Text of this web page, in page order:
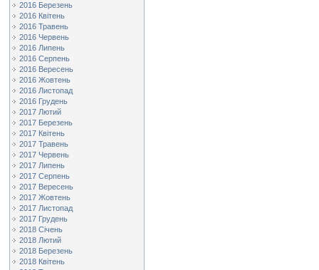
2016 Березень
2016 Квітень
2016 Травень
2016 Червень
2016 Липень
2016 Серпень
2016 Вересень
2016 Жовтень
2016 Листопад
2016 Грудень
2017 Лютий
2017 Березень
2017 Квітень
2017 Травень
2017 Червень
2017 Липень
2017 Серпень
2017 Вересень
2017 Жовтень
2017 Листопад
2017 Грудень
2018 Січень
2018 Лютий
2018 Березень
2018 Квітень